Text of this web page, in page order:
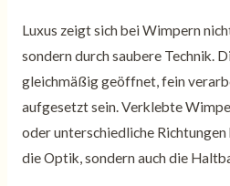
Luxus zeigt sich bei Wimpern
sondern durch saubere Technik.
gleichmäßig geöffnet, fein
aufgesetzt sein. Verklebte
oder unterschiedliche
die Optik, sondern auch die